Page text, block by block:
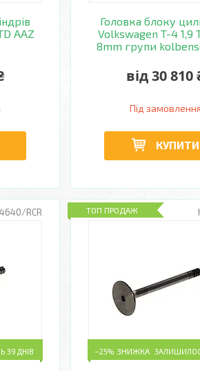
AAZ
Головка блоку
Volkswagen T-4 1,9
8mm групи
від 30 810
Під замовлення
КУПИТИ
4640/RCR
39 ДНІВ
ТОП ПРОДАЖ
–25%